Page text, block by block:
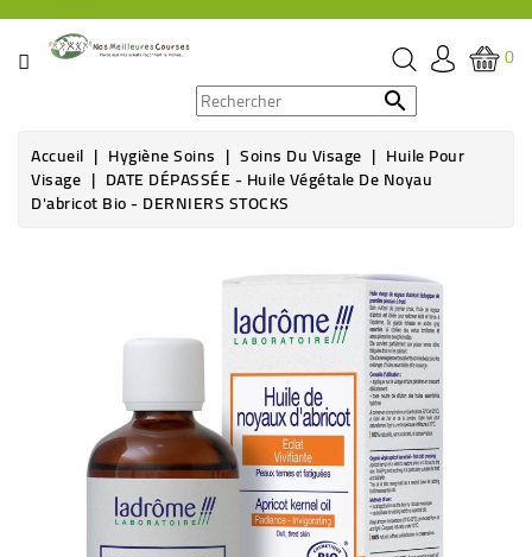
CATÉGORIE
ÉPICERIE
0

Accueil Hygiène Soins Soins Du Visage Huile Pour
Visage DATE DÉPASSÉE - Huile Végétale De Noyau
D'abricot Bio - DERNIERS STOCKS